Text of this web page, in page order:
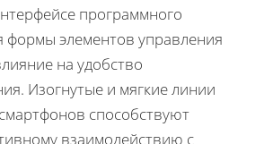
программного
формы элементов управления
на удобство
Изогнутые и мягкие линии
способствуют
взаимодействию с